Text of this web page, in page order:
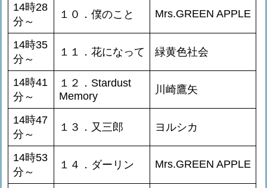
14時28
分～
１０．僕のこと Mrs.GREEN APPLE
14時35
分～
１１．花になって 緑黄色社会
14時41
分～
１２．Stardust
Memory
川崎鷹矢
14時47
分～
１３．又三郎 ヨルシカ
14時53
分～
１４．ダーリン Mrs.GREEN APPLE